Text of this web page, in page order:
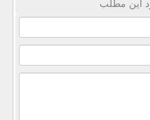
این مطلب